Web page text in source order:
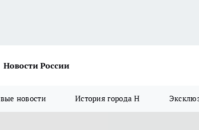
Новости России
новости История города Н